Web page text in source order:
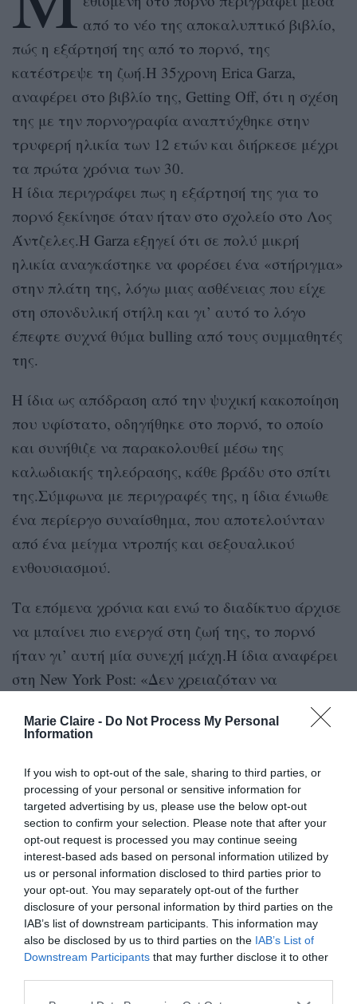
Marie Claire - Do Not Process My Personal
Information
If you wish to opt-out of the sale, sharing to third parties, or
processing of your personal or sensitive information for
targeted advertising by us, please use the below opt-out
section to confirm your selection. Please note that after your
opt-out request is processed you may continue seeing
interest-based ads based on personal information utilized by
us or personal information disclosed to third parties prior to
your opt-out. You may separately opt-out of the further
disclosure of your personal information by third parties on the
IAB’s list of downstream participants. This information may
also be disclosed by us to third parties on the IAB’s List of
Downstream Participants that may further disclose it to other
από το νέο της αποκαλυπτικό βιβλίο,
πώς η εξάρτησή της από το πορνό, της
κατέστρεψε τη ζωή.Η 35χρονη Erica Garza,
αναφέρει στο βιβλίο της, Getting Off, ότι η σχέση
της με την πορνογραφία αναπτύχθηκε στην
τρυφερή ηλικία των 12 ετών και διήρκεσε μέχρι
τα πρώτα χρόνια των 30.
Η ίδια περιγράφει πως η εξάρτησή της για το
πορνό ξεκίνησε όταν ήταν στο σχολείο στο Λος
Άντζελες.Η Garza εξηγεί ότι σε πολύ μικρή
ηλικία αναγκάστηκε να φορέσει ένα «στήριγμα»
στην πλάτη της, λόγω μιας ασθένειας που είχε
στη σπονδυλική στήλη και γι’ αυτό το λόγο
έπεφτε συχνά θύμα bulling από τους συμμαθητές
της.
Η ίδια ως απόδραση από την ψυχική κακοποίηση
που υφίστατο, οδηγήθηκε στο πορνό, το οποίο
και συνήθιζε να παρακολουθεί μέσω της
καλωδιακής τηλεόρασης, κάθε βράδυ στο σπίτι
της.Σύμφωνα με περιγραφές της, η ίδια ένιωθε
ένα περίεργο συναίσθημα, που αποτελούνταν
από ένα μείγμα ντροπής και σεξουαλικού
ενθουσιασμού.
Τα επόμενα χρόνια και ενώ το διαδίκτυο άρχισε
να μπαίνει πιο ενεργά στη ζωή της, το πορνό
ήταν γι’ αυτή μία συνεχή μάχη.Η ίδια αναφέρει
στη New York Post: «Δεν χρειαζόταν να
εξαρτιέμαι από κανένα… Ο, τι έκανα, το έκανα
μόνη μου. Συνήθιζα να κρύβω τον υπολογιστή
Όταν η Garza στα 17 της χρόνια έγινε
σεξουαλικά ενεργή, η εξάρτησή της από το
πορνό δε σταμάτησε.Η ίδια θυμάται
χαρακτηριστικά, μάλιστα, ότι έπειτα από ένα
ραντεβού της στο σπίτι με έναν άντρα,
σκεφτόταν μονίμως το πορνό. Λίγα μόλις λεπτά
αφότου έφυγε αυτός από το σπίτι, η ίδια
έσπευσε στην κρεβατοκάμαρα της και άνοιξε
τον υπολογιστή.